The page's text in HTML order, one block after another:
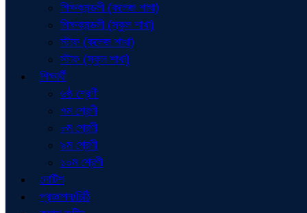
শিক্ষকমন্ডলী (কলেজ শাখা)
শিক্ষকমন্ডলী (স্কুল শাখা)
স্টাফ (কলেজ শাখা)
স্টাফ (স্কুল শাখা)
শিক্ষার্থী
৬ষ্ঠ শ্রেণী
৭ম শ্রেণী
৮ম শ্রেণী
৯ম শ্রেণী
১০ম শ্রেণী
নোটিশ
প্রজ্ঞাপন/চিঠি